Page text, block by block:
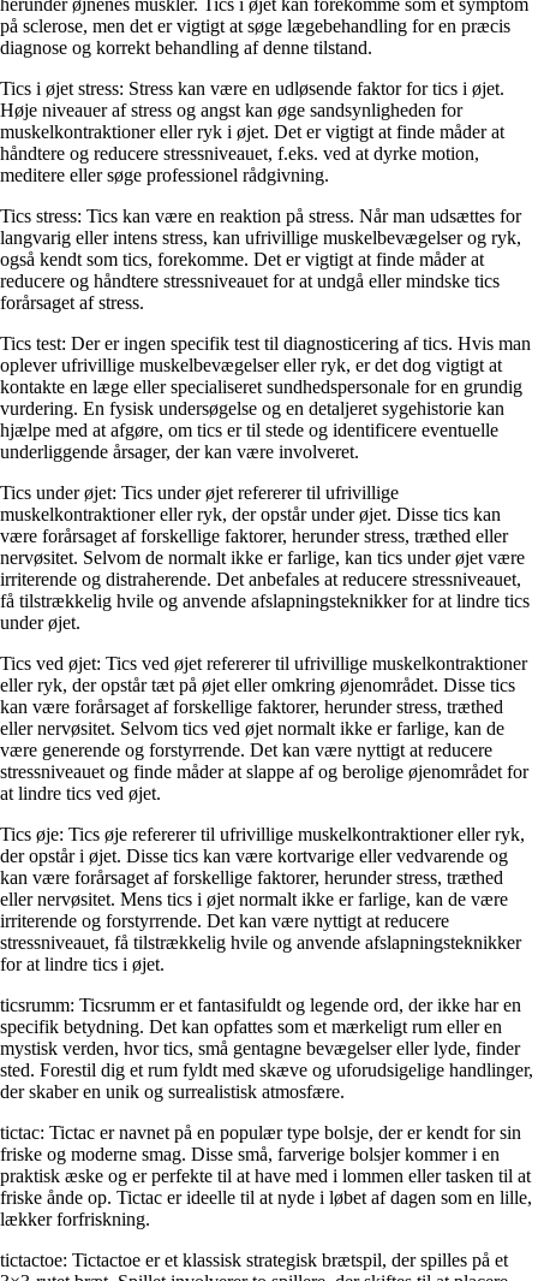
på sclerose, men det er vigtigt at søge lægebehandling for en præcis
diagnose og korrekt behandling af denne tilstand.
Tics i øjet stress: Stress kan være en udløsende faktor for tics i øjet.
Høje niveauer af stress og angst kan øge sandsynligheden for
muskelkontraktioner eller ryk i øjet. Det er vigtigt at finde måder at
håndtere og reducere stressniveauet, f.eks. ved at dyrke motion,
meditere eller søge professionel rådgivning.
Tics stress: Tics kan være en reaktion på stress. Når man udsættes for
langvarig eller intens stress, kan ufrivillige muskelbevægelser og ryk,
også kendt som tics, forekomme. Det er vigtigt at finde måder at
reducere og håndtere stressniveauet for at undgå eller mindske tics
forårsaget af stress.
Tics test: Der er ingen specifik test til diagnosticering af tics. Hvis man
oplever ufrivillige muskelbevægelser eller ryk, er det dog vigtigt at
kontakte en læge eller specialiseret sundhedspersonale for en grundig
vurdering. En fysisk undersøgelse og en detaljeret sygehistorie kan
hjælpe med at afgøre, om tics er til stede og identificere eventuelle
underliggende årsager, der kan være involveret.
Tics under øjet: Tics under øjet refererer til ufrivillige
muskelkontraktioner eller ryk, der opstår under øjet. Disse tics kan
være forårsaget af forskellige faktorer, herunder stress, træthed eller
nervøsitet. Selvom de normalt ikke er farlige, kan tics under øjet være
irriterende og distraherende. Det anbefales at reducere stressniveauet,
få tilstrækkelig hvile og anvende afslapningsteknikker for at lindre tics
under øjet.
Tics ved øjet: Tics ved øjet refererer til ufrivillige muskelkontraktioner
eller ryk, der opstår tæt på øjet eller omkring øjenområdet. Disse tics
kan være forårsaget af forskellige faktorer, herunder stress, træthed
eller nervøsitet. Selvom tics ved øjet normalt ikke er farlige, kan de
være generende og forstyrrende. Det kan være nyttigt at reducere
stressniveauet og finde måder at slappe af og berolige øjenområdet for
at lindre tics ved øjet.
Tics øje: Tics øje refererer til ufrivillige muskelkontraktioner eller ryk,
der opstår i øjet. Disse tics kan være kortvarige eller vedvarende og
kan være forårsaget af forskellige faktorer, herunder stress, træthed
eller nervøsitet. Mens tics i øjet normalt ikke er farlige, kan de være
irriterende og forstyrrende. Det kan være nyttigt at reducere
stressniveauet, få tilstrækkelig hvile og anvende afslapningsteknikker
for at lindre tics i øjet.
ticsrumm: Ticsrumm er et fantasifuldt og legende ord, der ikke har en
specifik betydning. Det kan opfattes som et mærkeligt rum eller en
mystisk verden, hvor tics, små gentagne bevægelser eller lyde, finder
sted. Forestil dig et rum fyldt med skæve og uforudsigelige handlinger,
der skaber en unik og surrealistisk atmosfære.
tictac: Tictac er navnet på en populær type bolsje, der er kendt for sin
friske og moderne smag. Disse små, farverige bolsjer kommer i en
praktisk æske og er perfekte til at have med i lommen eller tasken til at
friske ånde op. Tictac er ideelle til at nyde i løbet af dagen som en lille,
lækker forfriskning.
tictactoe: Tictactoe er et klassisk strategisk brætspil, der spilles på et